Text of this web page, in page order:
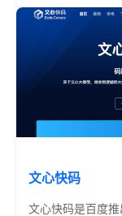
文心快码
文心快码是百度推